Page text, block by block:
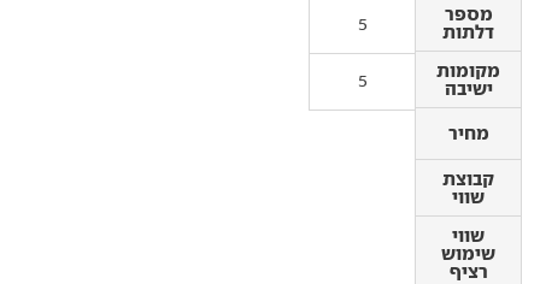
מספר
דלתות
מקומות
ישיבה
מחיר
קבוצת
שווי
שווי
שימוש
רציף
מספר
דלתות 5
מקומות
ישיבה 5
מחיר
קבוצת
שווי
שווי
שימוש
רציף